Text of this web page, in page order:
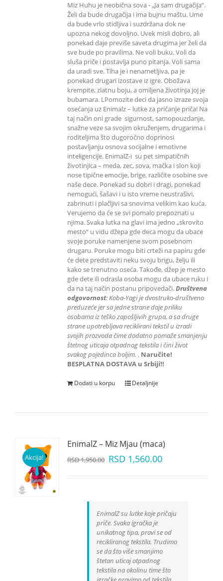
Miz Huhu je neobična sova - „Ja sam drugačija“.
Želi da bude drugačija i ima bujnu maštu. Ume
da bude vrlo stidljiva i suzdržana dok ne
upozna nekog dovoljno. Uvek misli dobro, ali
ponekad daje previše saveta drugima jer želi da
sve bude po pravilima. Ne voli buku. Voli da
sluša priče i postavlja puno pitanja. Voli sama
da uradi sve. Tiha je i nenametljiva, pa je
ponekad drugari izostave iz igre. Obožava
krempite, zlatnu boju, a omiljena životinja joj je
bubamara. LPomozite deci da jasno izraze svoja
osećanja uz Enimalz – lutke za pričanje priča! Na
taj način oni grade sigurnost, samopouzdanje,
snažne veze sa svojim okruženjem, drugarima i
roditeljima što dugoročno doprinosi
postavljanju osnova socijalne i emotivne
inteligencije. EnimalZ-i su pet simpatičnih
životinjica – meda, zec, sova, mačka i slon koji
nose tipične emocije, brige, različite osobine sve
naše dece. Ponekad su dobri i dragi, ponekad
nemogući, šašavi i u isto vreme neustrašivi,
zabrinuti i plačljivi sa snovima velikim kao kuća.
Verujemo da će se svi pomalo prepoznati u
njima. Svaka lutka na glavi ima jedno „skrovito
mesto“ u vidu džepa gde deca mogu da ubace
svoje poruke namenjene svom posebnom
drugaru. Poruke mogu biti crteži na papiru gde
će dete predstaviti neku svoju brigu, želju ili
kako se trenutno oseća. Takođe, džep je mesto
gde dete ili odrasla osoba mogu da ubace ruku i
da na taj način postanu pripovedači.Društvena
odgovornost: Koba-Yagi je dvostruko-društveno
preduzeće jer sa jedne strane daje priliku
osobama iz teško zapošljivih grupa, a sa druge
strane upotrebljava reciklirani tekstil u izradi
svojih prozvoda čime dodatno pomaže smanjenju
štetnog uticaja otpadnog tekstila i čini život
svakog pojedinca boljim. . Naručite!
BESPLATNA DOSTAVA u Srbiji!!
Dodati u korpu Detaljnije
Akcija!
EnimalZ – Miz Mjau (maca)
RSD1,950.00 RSD 1,560.00
EnimalZ su lutke koje pričaju
priče. Svaka igračka je
unikatnog tipa, pravi se od
recikliranog tekstila. Trudimo
se da što više smanjimo
štetan uticaj otpadnog
tekstila na okolinu time što